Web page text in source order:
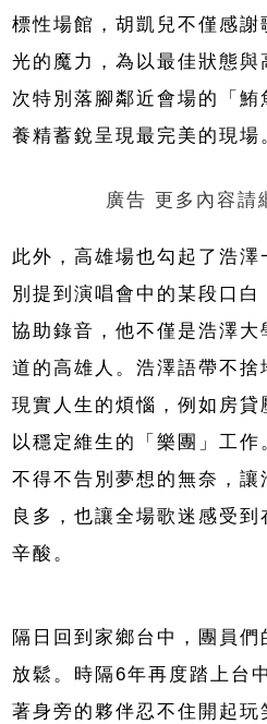
標性場館，胡凱兒不僅感
光的魔力，為以最佳狀態
次特別落腳鄰近會場的「鮪
養精蓄銳呈現最完美的現場
廣告 更多內容請
此外，高雄場也勾起了浩
別提到演唱會中的某段口白
協助錄音，他不僅是浩澤
道的高雄人。浩澤語帶不
現實人生的煩惱，例如房
以穩定維生的「樂團」工作
不得不告別夢想的無奈，
良多，也讓全場歌迷感受
辛酸。
隔日回到家鄉台中，團員們
放鬆。時隔6年再度踏上台
著身旁的夥伴忍不住開起玩